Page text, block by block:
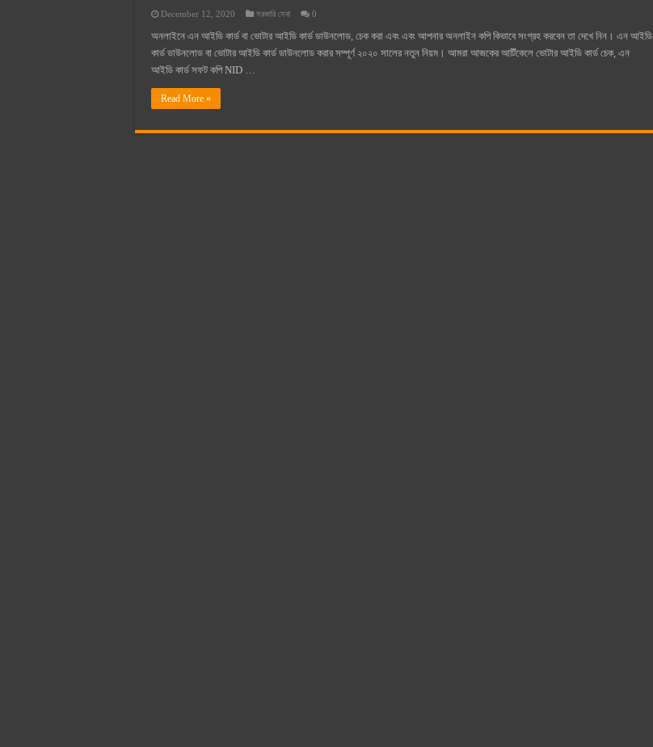
December 12, 2020 সরকারি সেবা 0
অনলাইনে এন আইডি কার্ড বা ভোটার আইডি কার্ড ডাউনলোড, চেক করা এবং এবং আপনার অনলাইন কপি কিভাবে সংগ্রহ করবেন তা দেখে নিন। এন আইডি
কার্ড ডাউনলোড বা ভোটার আইডি কার্ড ডাউনলোড করার সম্পূর্ণ ২০২০ সালের নতুন নিয়ম। আমরা আজকের আর্টিকেলে ভোটার আইডি কার্ড চেক, এন
আইডি কার্ড সফট কপি NID …
Read More »